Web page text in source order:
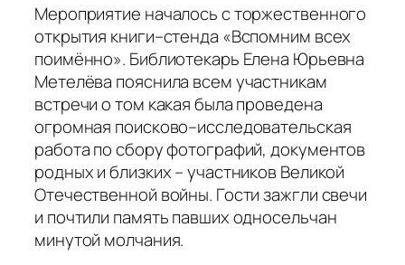
Мероприятие началось с торжественного
открытия книги–стенда «Вспомним всех
поимённо». Библиотекарь Елена Юрьевна
Метелёва пояснила всем участникам
встречи о том какая была проведена
огромная поисково–исследовательская
работа по сбору фотографий, документов
родных и близких – участников Великой
Отечественной войны. Гости зажгли свечи
и почтили память павших односельчан
минутой молчания.